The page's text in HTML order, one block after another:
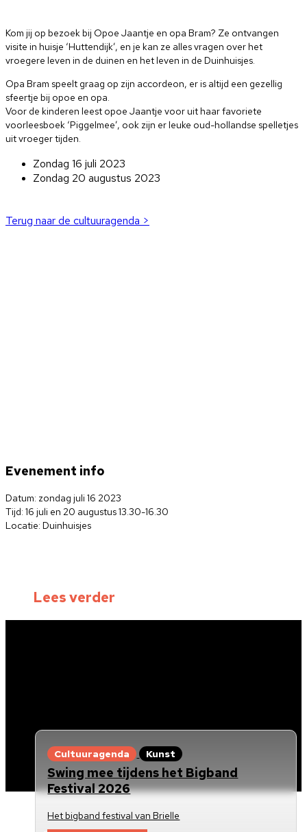
Kom jij op bezoek bij Opoe Jaantje en opa Bram? Ze ontvangen
visite in huisje ‘Huttendijk’, en je kan ze alles vragen over het
vroegere leven in de duinen en het leven in de Duinhuisjes.
Opa Bram speelt graag op zijn accordeon, er is altijd een gezellig
sfeertje bij opoe en opa.
Voor de kinderen leest opoe Jaantje voor uit haar favoriete
voorleesboek ‘Piggelmee’, ook zijn er leuke oud-hollandse spelletjes
uit vroeger tijden.
Zondag 16 juli 2023
Zondag 20 augustus 2023
Terug naar de cultuuragenda >
Evenement info
Datum: zondag juli 16 2023
Tijd: 16 juli en 20 augustus 13.30-16.30
Locatie: Duinhuisjes
Lees verder
Cultuuragenda Kunst
Swing mee tijdens het Bigband
Festival 2026
Het bigband festival van Brielle